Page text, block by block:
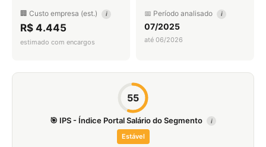
🏢 Custo empresa (est.) i
R$ 4.445
estimado com encargos
📅 Período analisado i
07/2025
até 06/2026
55
🎯 IPS - Índice Portal Salário do Segmento i
Estável